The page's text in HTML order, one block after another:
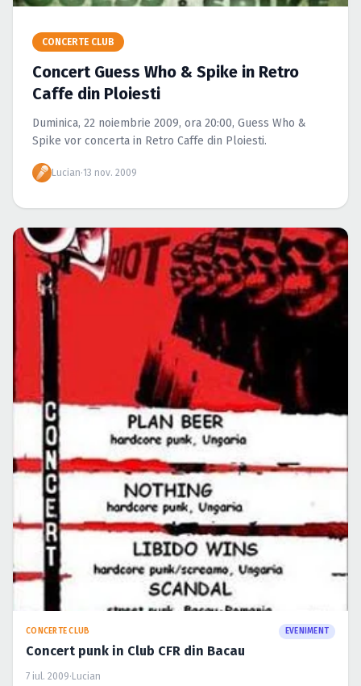
Caută în site...
CONCERTE CLUB
Concert Guess Who & Spike in Retro
Caffe din Ploiesti
Duminica, 22 noiembrie 2009, ora 20:00, Guess Who &
Spike vor concerta in Retro Caffe din Ploiesti.
Lucian·13 nov. 2009
CONCERTE CLUB EVENIMENT
Concert punk in Club CFR din Bacau
7 iul. 2009· Lucian